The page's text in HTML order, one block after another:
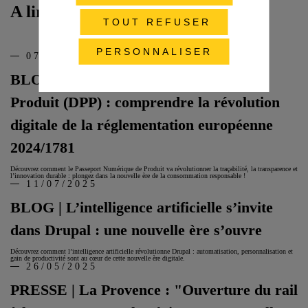
A lire aussi
BLOG | Le Passeport Numérique de
Produit (DPP) : comprendre la révolution
digitale de la réglementation européenne
2024/1781
07/01/2026
Découvrez comment le Passeport Numérique de Produit va révolutionner la traçabilité, la transparence et
l’innovation durable : plongez dans la nouvelle ère de la consommation responsable !
BLOG | L’intelligence artificielle s’invite
dans Drupal : une nouvelle ère s’ouvre
11/07/2025
Découvrez comment l’intelligence artificielle révolutionne Drupal : automatisation, personnalisation et
gain de productivité sont au cœur de cette nouvelle ère digitale.
PRESSE | La Provence : "Ouverture du rail
26/05/2025
TOUT REFUSER
PERSONNALISER